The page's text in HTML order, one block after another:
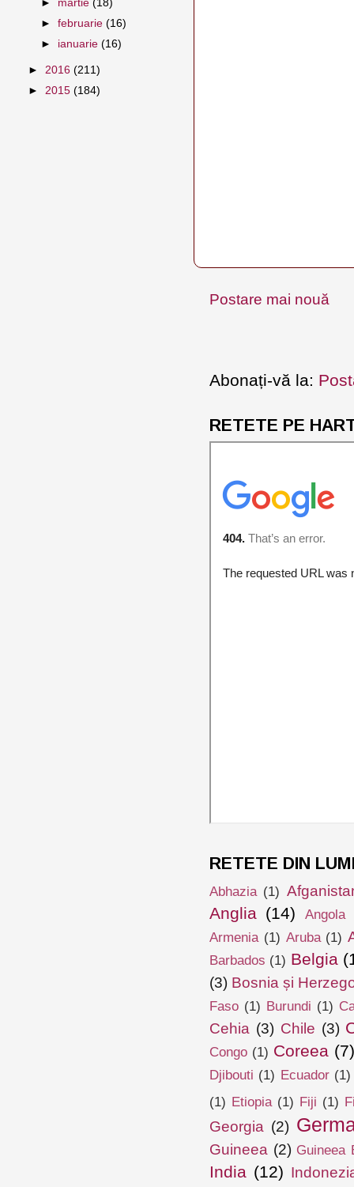
Postare mai nouă
Abonați-vă la:
RETETE PE
RETETE DIN
Abhazia (1)
Anglia (14) Angola
Armenia (1) Aruba (1)
Barbados (1) Belgia
(3) Bosnia și
Faso (1) Burundi (1)
Cehia (3) Chile (3)
Congo (1) Coreea
Djibouti (1) Ecuador (1)
(1) Etiopia (1) Fiji (1)
Georgia (2)
Guineea (2) Guineea
India (12)
► martie(18)
►februarie(16)
► ianuarie(16)
► 2016 (211)
► 2015 (184)